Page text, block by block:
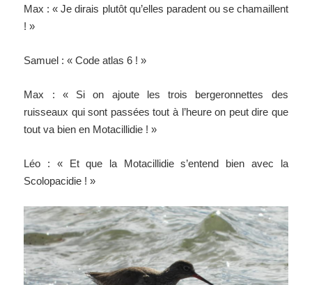
Max : « Je dirais plutôt qu’elles paradent ou se chamaillent
! »
Samuel : « Code atlas 6 ! »
Max : « Si on ajoute les trois bergeronnettes des
ruisseaux qui sont passées tout à l’heure on peut dire que
tout va bien en Motacillidie ! »
Léo : « Et que la Motacillidie s’entend bien avec la
Scolopacidie ! »